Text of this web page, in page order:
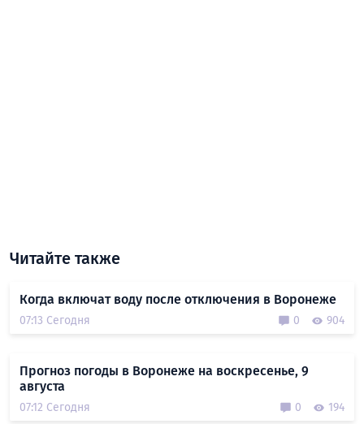
Читайте также
Когда включат воду после отключения в Воронеже
07:13 Сегодня 0 904
Прогноз погоды в Воронеже на воскресенье, 9
августа
07:12 Сегодня 0 194